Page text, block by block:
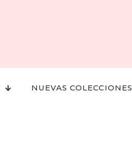
NUEVAS COLECCIONES